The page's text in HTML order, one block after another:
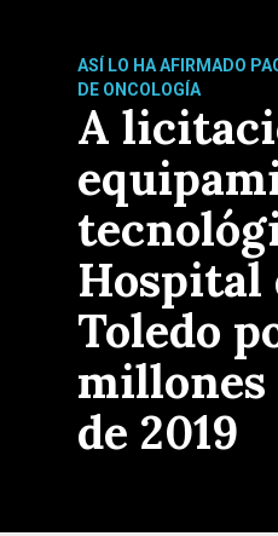
ASÍ LO HA AFIRMADO
DE ONCOLOGÍA
A
Hospital
Toledo
de 2019